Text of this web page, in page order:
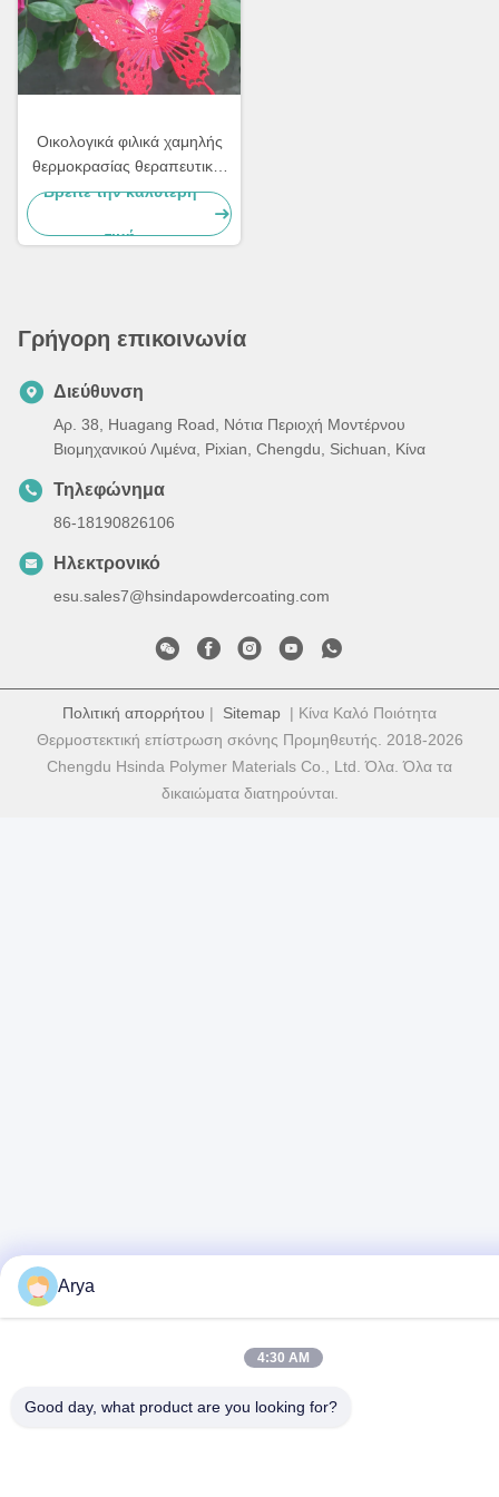
Οικολογικά φιλικά χαμηλής
θερμοκρασίας θεραπευτικές
σκόνες Επιχρίσεις ανθεκτικές
Βρείτε την καλύτερη
τιμή
Γρήγορη επικοινωνία
Διεύθυνση
Αρ. 38, Huagang Road, Νότια Περιοχή Μοντέρνου
Βιομηχανικού Λιμένα, Pixian, Chengdu, Sichuan, Κίνα
Τηλεφώνημα
86-18190826106
Ηλεκτρονικό
esu.sales7@hsindapowdercoating.com
Πολιτική απορρήτου | Sitemap | Κίνα Καλό Ποιότητα
Θερμοστεκτική επίστρωση σκόνης Προμηθευτής. 2018-2026
Chengdu Hsinda Polymer Materials Co., Ltd. Όλα. Όλα τα
δικαιώματα διατηρούνται.
Arya
4:30 AM
Good day, what product are you looking for?